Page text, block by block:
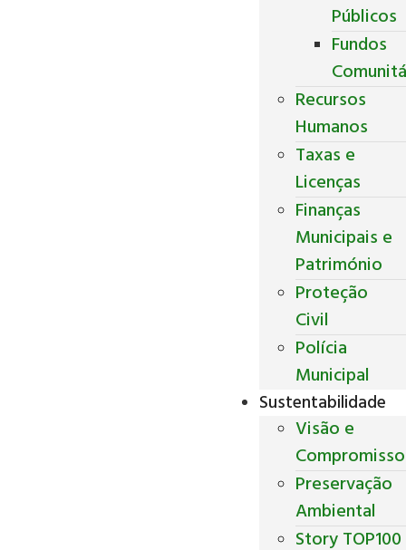
Públicos
Fundos
Recursos
Humanos
Taxas e
Licenças
Finanças
Municipais e
Património
Proteção
Civil
Polícia
Municipal
Sustentabilidade
Visão e
Compromisso
Preservação
Ambiental
Story TOP100